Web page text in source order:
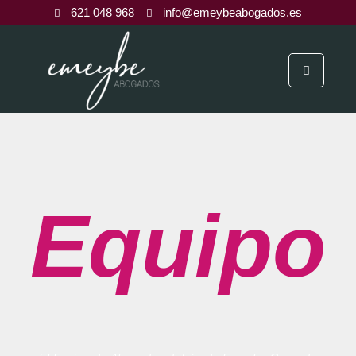
621 048 968 info@emeybeabogados.es
Equipo